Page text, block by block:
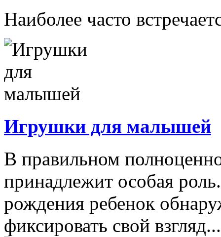
Наиболее часто
Игрушки для малышей
В правильном
принадлежит особая
рождения ребенок
фиксировать свой взгляд...